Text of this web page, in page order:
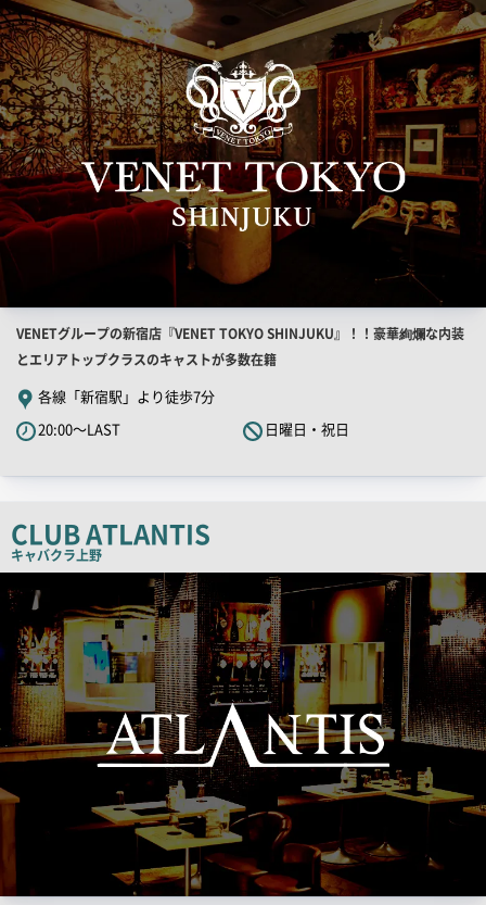
ー
索
結
果
一
覧
用
画
像
店
舗
PR
キ
ャ
ピ
ー
VENETグループの新宿店『VENET TOKYO SHINJUKU』！！豪華絢爛な内装
とエリアトップクラスのキャストが多数在籍
各線「新宿駅」より徒歩7分
20:00～LAST
日曜日・祝日
CLUB ATLANTIS
キャバクラ上野
検
索
結
覧
画
像